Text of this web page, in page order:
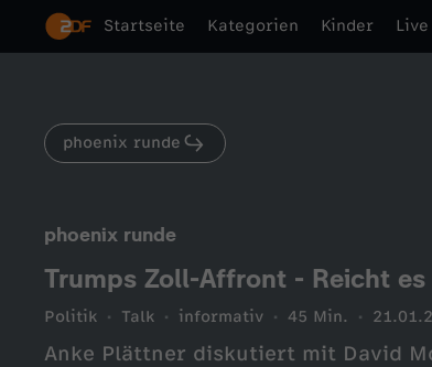
Startseite Kategorien Kinder Live
phoenix runde
phoenix runde
Trumps Zoll-Affront - Reicht
Politik Talk informativ 45 Min.
Anke Plättner diskutiert mit David